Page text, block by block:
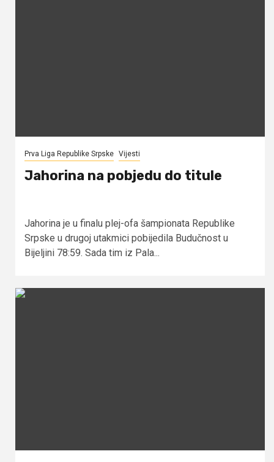
Prva Liga Republike Srpske Vijesti
Jahorina na pobjedu do titule
Jahorina je u finalu plej-ofa šampionata Republike
Srpske u drugoj utakmici pobijedila Budučnost u
Bijeljini 78:59. Sada tim iz Pala...